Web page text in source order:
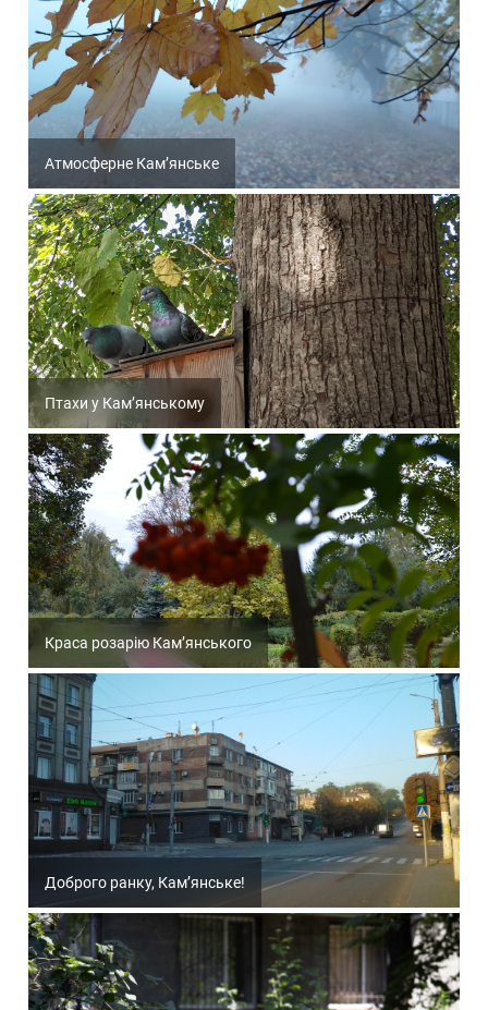
Атмосферне Кам’янське
Птахи у Кам’янському
Краса розарію Кам’янського
Доброго ранку, Кам’янське!